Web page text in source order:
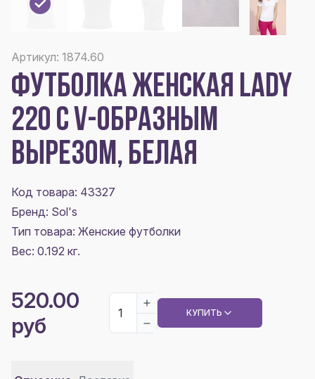
Артикул: 1874.60
ФУТБОЛКА ЖЕНСКАЯ LADY
220 С V-ОБРАЗНЫМ
ВЫРЕЗОМ, БЕЛАЯ
Код товара: 43327
Бренд: Sol's
Тип товара: Женские футболки
Вес: 0.192 кг.
520.00
руб
КУПИТЬ